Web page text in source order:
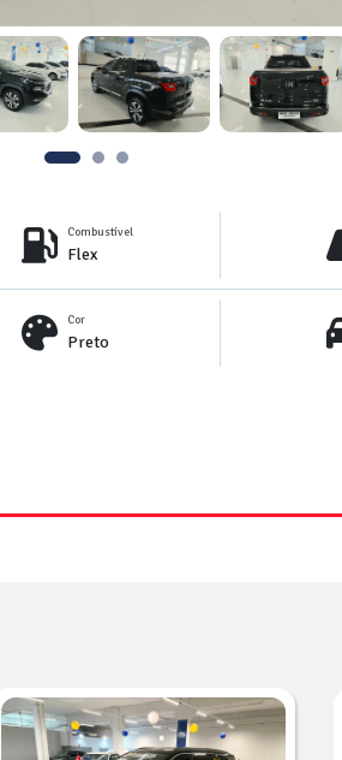
Combustível
Flex
Cor
Preto